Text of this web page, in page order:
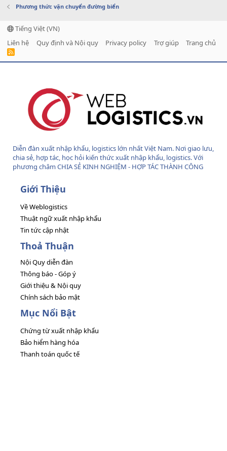
Phương thức vận chuyển đường biển
Tiếng Việt (VN)
Liên hệ
Quy định và Nội quy Privacy policy Trợ giúp Trang chủ
R
Diễn đàn xuất nhập khẩu, logistics lớn nhất Việt Nam. Nơi giao lưu,
chia sẻ, hợp tác, học hỏi kiến thức xuất nhập khẩu, logistics. Với
phương châm CHIA SẺ KINH NGHIỆM - HỢP TÁC THÀNH CÔNG
Giới Thiệu
Về Weblogistics
Thuật ngữ xuất nhập khẩu
Tin tức cập nhật
Thoả Thuận
Nội Quy diễn đàn
Thông báo - Góp ý
Giới thiệu & Nội quy
Chính sách bảo mật
Mục Nổi Bật
Chứng từ xuất nhập khẩu
Bảo hiểm hàng hóa
Thanh toán quốc tế